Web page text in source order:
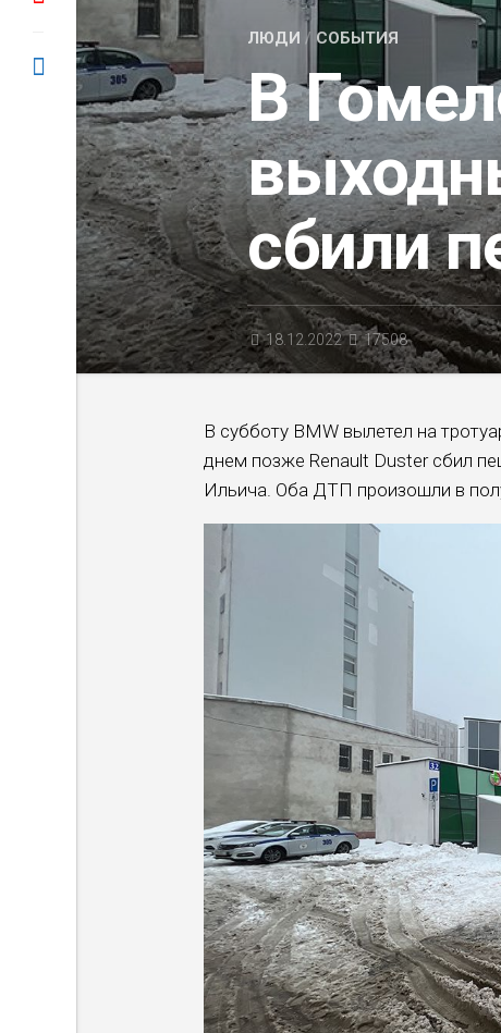
ЛЮДИ / СОБЫТИЯ
В
сбили
18.12.2022 17508
В субботу BMW вылетел на
днем позже Renault Duster сбил
Ильича. Оба ДТП произошли в